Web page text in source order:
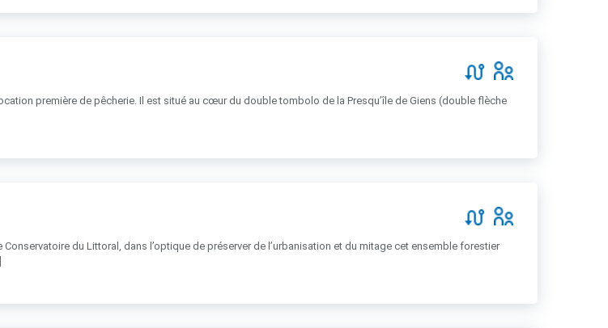
première de pêcherie. Il est situé au cœur du double tombolo de la Presqu’île de Giens (double flèche
du Littoral, dans l’optique de préserver de l’urbanisation et du mitage cet ensemble forestier